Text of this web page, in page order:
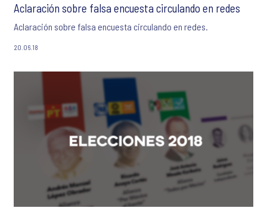
Aclaración sobre falsa encuesta circulando en redes
Aclaración sobre falsa encuesta circulando en redes.
20.06.18